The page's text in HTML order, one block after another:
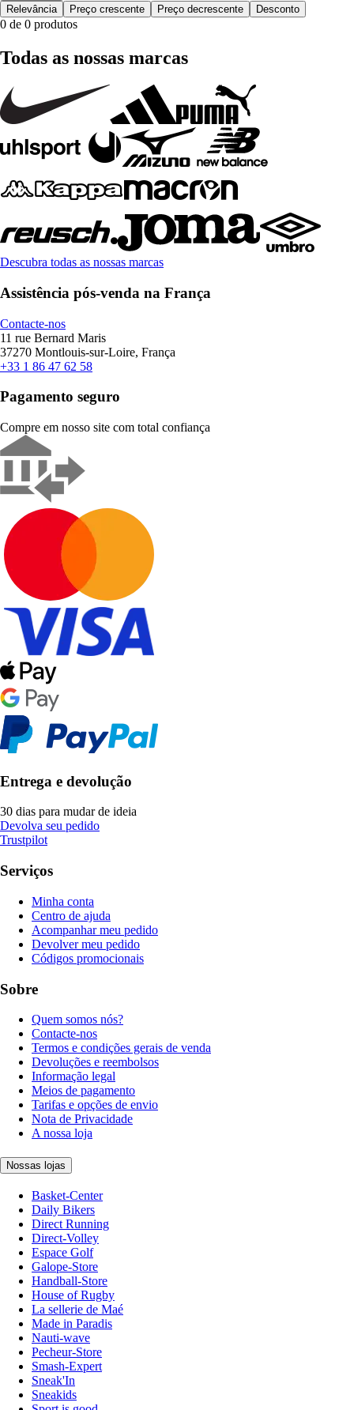
Relevância
Preço crescente Preço decrescente Desconto
0 de 0 produtos
Todas as nossas marcas
Descubra todas as nossas marcas
Assistência pós-venda na França
Contacte-nos
11 rue Bernard Maris
37270 Montlouis-sur-Loire, França
+33 1 86 47 62 58
Pagamento seguro
Compre em nosso site com total confiança
Entrega e devolução
30 dias para mudar de ideia
Devolva seu pedido
Trustpilot
Serviços
Minha conta
Centro de ajuda
Acompanhar meu pedido
Devolver meu pedido
Códigos promocionais
Sobre
Quem somos nós?
Contacte-nos
Termos e condições gerais de venda
Devoluções e reembolsos
Informação legal
Meios de pagamento
Tarifas e opções de envio
Nota de Privacidade
A nossa loja
Nossas lojas
Basket-Center
Daily Bikers
Direct Running
Direct-Volley
Espace Golf
Galope-Store
Handball-Store
House of Rugby
La sellerie de Maé
Made in Paradis
Nauti-wave
Pecheur-Store
Smash-Expert
Sneak'In
Sneakids